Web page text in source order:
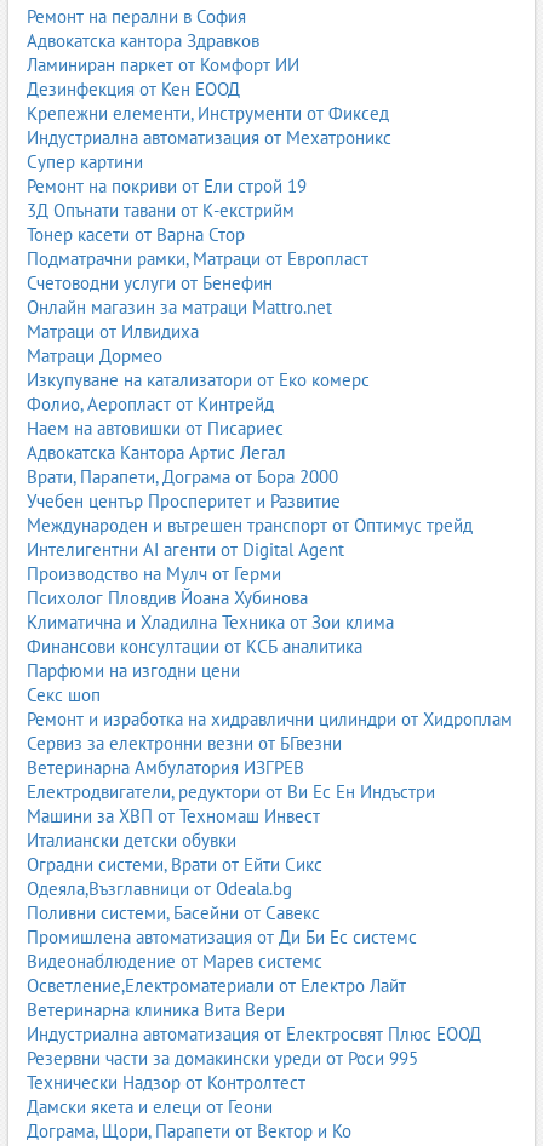
2. Ръчни изкопи
изкопи в труднодостъпни места;
изкопи около съществуващи инсталации;
изкопи за малки обекти и ремонти;
корекции и довършителни изкопни работи.
3. Изкопи за инсталации
изкопи за ВиК инсталации;
изкопи за електрически кабели;
изкопи за газови инсталации;
изкопи за дренажни системи;
изкопи за оптични кабели.
Фундаментни работи
изкопи за фундаментни плочи;
ленти и единични фундаменти;
подготовка на основа;
насипи и обратни насипи;
трамбоване и уплътняване;
дренажни системи около фундаменти.
Сондажи
1. Сондажи за вода
сондажи за питейна вода;
сондажи за напояване;
сондажи за промишлени нужди;
почистване и възстановяване на стари сондажи;
монтаж на помпи и оборудване.
2. Геоложки и инженерни сондажи
ядково пробовземане;
сондажи за геоложки проучвания;
сондажи за строителни проекти;
сондажи за определяне на подпочвени води;
сондажи за свлачищни райони.
3. Сондажи за укрепване и специализирани дейности
микропилоти;
анкери;
инжекционни сондажи;
сондажи за геотермални системи;
сондажи за дренаж и водоотвеждане.
Укрепване и стабилизация
укрепване на изкопи;
шпунтови стени;
подпорни конструкции;
укрепване на склонове;
Ремонт на перални в София
Адвокатска кантора Здравков
Ламиниран паркет от Комфорт ИИ
Дезинфекция от Кен ЕООД
Крепежни елементи, Инструменти от Фиксед
Индустриална автоматизация от Мехатроникс
Супер картини
Ремонт на покриви от Ели строй 19
3Д Опънати тавани от К-екстрийм
Тонер касети от Варна Стор
Подматрачни рамки, Матраци от Европласт
Счетоводни услуги от Бенефин
Онлайн магазин за матраци Mattro.net
Матраци от Илвидиха
Матраци Дормео
Изкупуване на катализатори от Еко комерс
Фолио, Аеропласт от Кинтрейд
Наем на автовишки от Писариес
Адвокатска Кантора Артис Легал
Врати, Парапети, Дограма от Бора 2000
Учебен център Просперитет и Развитие
Международен и вътрешен транспорт от Оптимус трейд
Интелигентни AI агенти от Digital Agent
Производство на Мулч от Герми
Психолог Пловдив Йоана Хубинова
Климатична и Хладилна Техника от Зои клима
Финансови консултации от КСБ аналитика
Парфюми на изгодни цени
Секс шоп
Ремонт и изработка на хидравлични цилиндри от Хидроплам
Сервиз за електронни везни от БГвезни
Ветеринарна Амбулатория ИЗГРЕВ
Електродвигатели, редуктори от Ви Ес Ен Индъстри
Машини за ХВП от Техномаш Инвест
Италиански детски обувки
Оградни системи, Врати от Ейти Сикс
Одеяла,Възглавници от Odeala.bg
Поливни системи, Басейни от Савекс
Промишлена автоматизация от Ди Би Ес системс
Видеонаблюдение от Марев системс
Осветление,Електроматериали от Електро Лайт
Ветеринарна клиника Вита Вери
Индустриална автоматизация от Електросвят Плюс ЕООД
Резервни части за домакински уреди от Роси 995
Технически Надзор от Контролтест
Дамски якета и елеци от Геони
Дограма, Щори, Парапети от Вектор и Ко